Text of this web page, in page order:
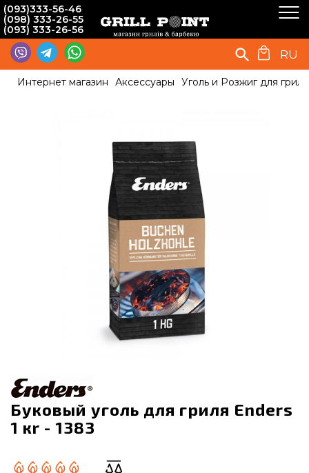
(093)333-56-46
(098) 333-26-55
(093) 333-26-56
RU
Интернет магазин Аксессуары Уголь и Розжиг для гриля
Буковый уголь для гриля Enders
1 кr - 1383